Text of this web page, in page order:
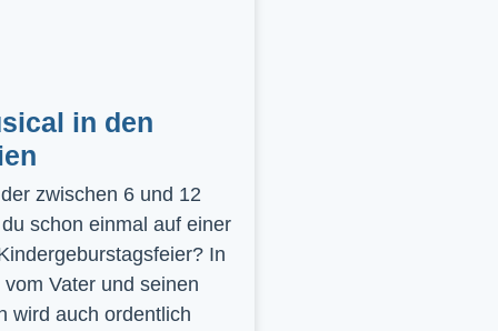
in den
zwischen 6 und 12
schon einmal auf einer
In
Vater und seinen
wird auch ordentlich